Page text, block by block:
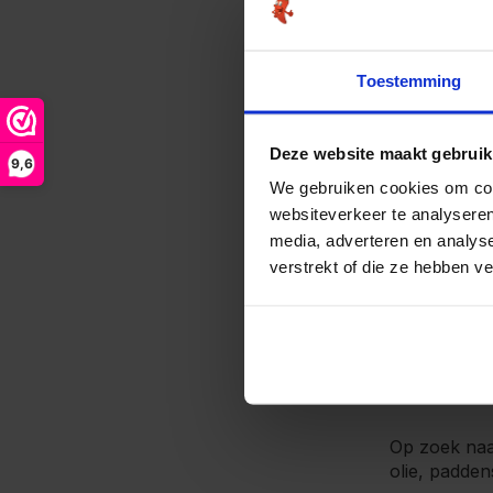
Toestemming
Deze website maakt
We gebruiken cookies om
websiteverkeer te
media, adverteren en
verstrekt of die ze hebben
9,6
of een
Ook voor
strooi je
meng je
Waarom
Bij De
Op zoek
olie,